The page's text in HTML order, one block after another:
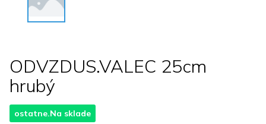
ODVZDUS.VALEC 25cm
hrubý
ostatne.Na sklade